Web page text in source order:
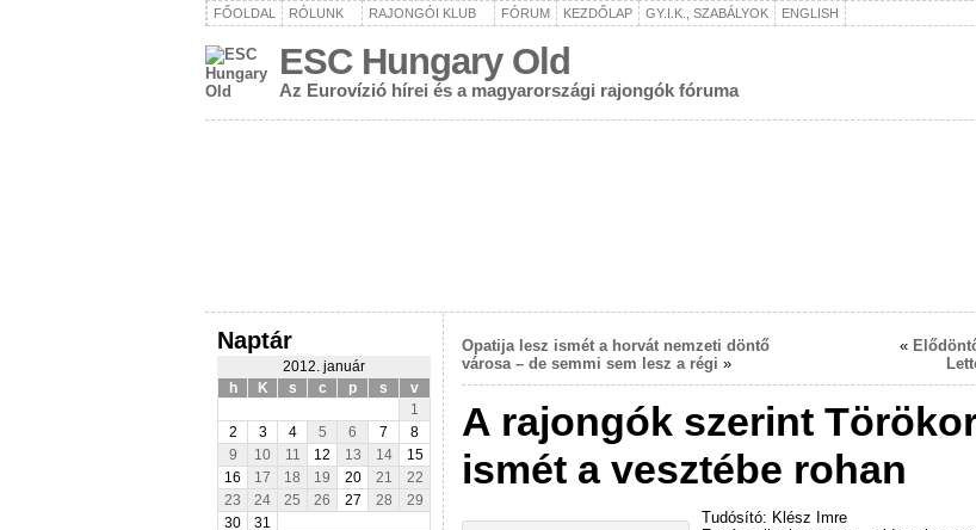
FŐOLDAL RÓLUNK RAJONGÓI KLUB FÓRUM KEZDŐLAP GY.I.K., SZABÁLYOK ENGLISH
ESC Hungary Old
Az Eurovízió hírei és a magyarországi rajongók fóruma
Naptár
2012. január
h
K s c p s
v
1
2
3 4 5 6 7
8
9
10 11 12 13 14
15
16
17 18 19 20 21
22
23
24 25 26 27 28
29
30
31
Opatija lesz ismét a horvát nemzeti döntő
városa – de semmi sem lesz a régi »
«
A rajongók szerint
ismét a vesztébe rohan
Tudósító: Klész Imre